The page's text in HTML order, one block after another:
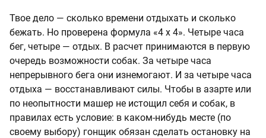
Твое дело — сколько времени отдыхать и сколько
бежать. Но проверена формула «4 х 4». Четыре часа
бег, четыре — отдых. В расчет принимаются в первую
очередь возможности собак. За четыре часа
непрерывного бега они изнемогают. И за четыре часа
отдыха — восстанавливают силы. Чтобы в азарте или
по неопытности машер не истощил себя и собак, в
правилах есть условие: в каком-нибудь месте (по
своему выбору) гонщик обязан сделать остановку на